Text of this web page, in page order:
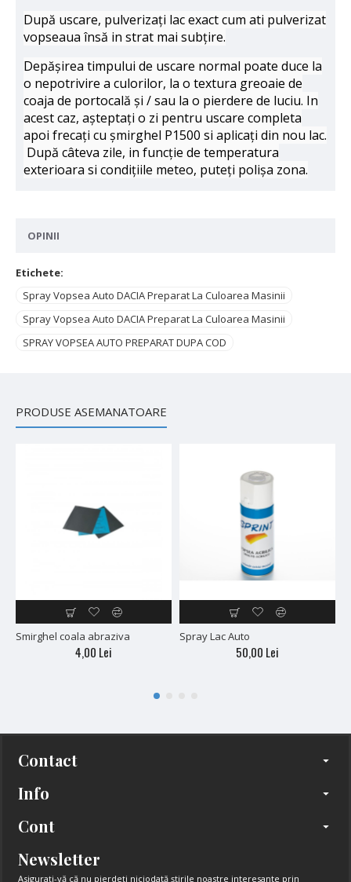
După uscare, pulverizați lac exact cum ati pulverizat
vopseaua însă in strat mai subțire.
Depășirea timpului de uscare normal poate duce la
o nepotrivire a culorilor, la o textura greoaie de
coaja de portocală și / sau la o pierdere de luciu. In
acest caz, așteptați o zi pentru uscare completa
apoi frecați cu șmirghel P1500 si aplicați din nou lac.
După câteva zile, in funcție de temperatura
exterioara si condițiile meteo, puteți polișa zona.
OPINII
Etichete:
Spray Vopsea Auto DACIA Preparat La Culoarea Masinii
Spray Vopsea Auto DACIA Preparat La Culoarea Masinii
SPRAY VOPSEA AUTO PREPARAT DUPA COD
PRODUSE ASEMANATOARE
Smirghel coala abraziva
4,00 Lei
Spray Lac Auto
50,00 Lei
Contact
Info
Cont
Newsletter
Asigurați-vă că nu pierdeți niciodată știrile noastre interesante prin